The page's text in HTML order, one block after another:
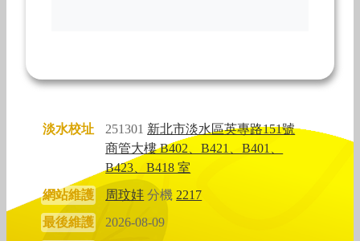
淡水校址 251301 新北市淡水區英專路151號
商管大樓 B402、B421、B401、
B423、B418 室
網站維護
周玟妦 分機2217
最後維護
2026-08-09